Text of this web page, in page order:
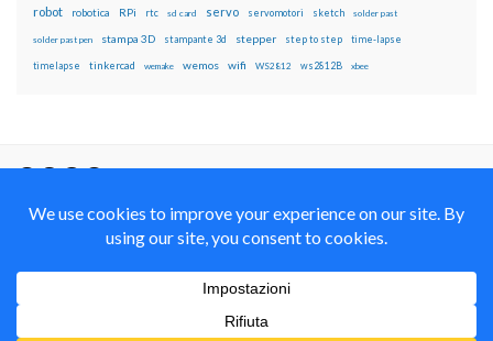
robot robotica RPi rtc sd card servo servomotori sketch solder past
solder past pen stampa 3D stampante 3d stepper step to step time-lapse
timelapse tinkercad wemake wemos wifi WS2812 ws2812B xbee
Alike 4.0 International
© 2012-2018 Mauro Alfieri Elettronica Domotica Robotica Arduino Corsi